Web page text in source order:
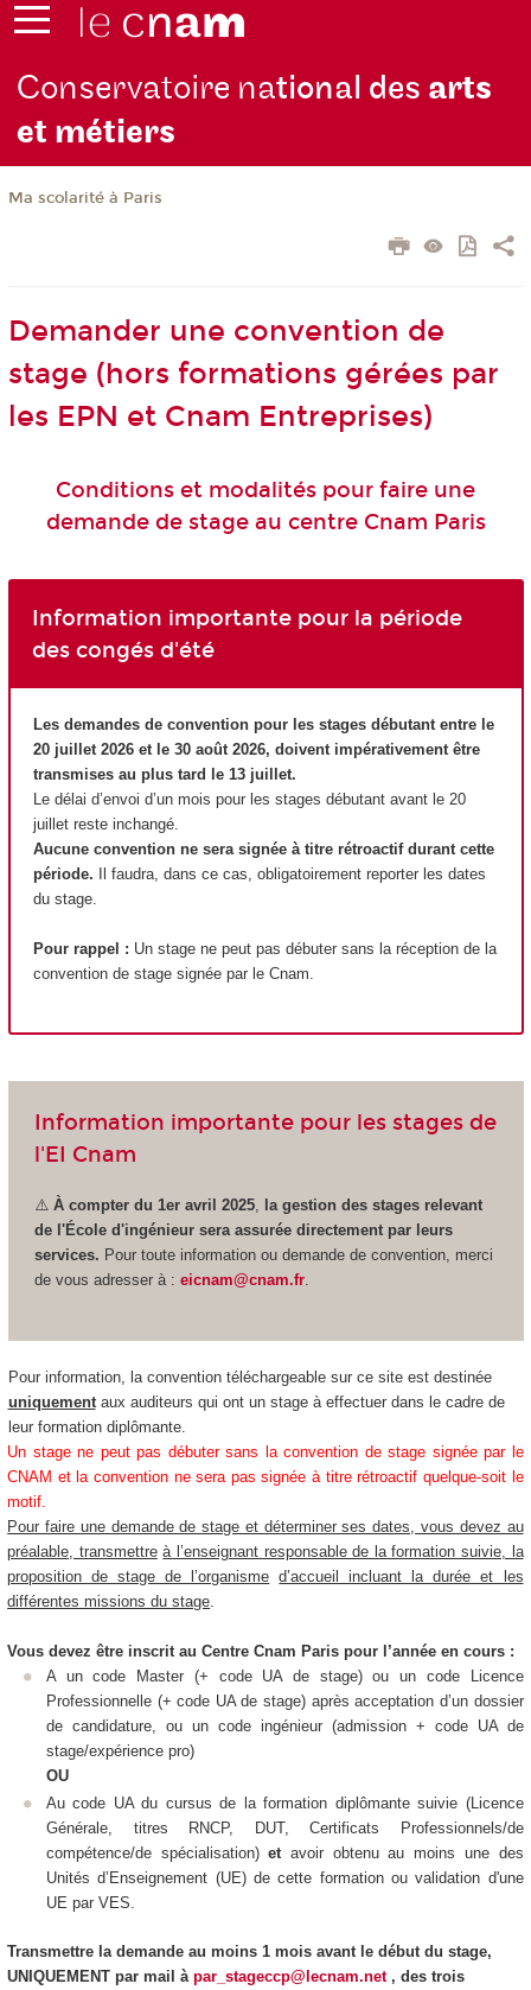
Conservatoire national des arts
et métiers
Ma scolarité à Paris
Demander une convention de
stage (hors formations gérées par
les EPN et Cnam Entreprises)
Conditions et modalités pour faire une
demande de stage au centre Cnam Paris
Information importante pour la période
des congés d'été
Les demandes de convention pour les stages débutant entre le
20 juillet 2026 et le 30 août 2026, doivent impérativement être
transmises au plus tard le 13 juillet.
Le délai d’envoi d’un mois pour les stages débutant avant le 20
juillet reste inchangé.
Aucune convention ne sera signée à titre rétroactif durant cette
période. Il faudra, dans ce cas, obligatoirement reporter les dates
du stage.
Pour rappel : Un stage ne peut pas débuter sans la réception de la
convention de stage signée par le Cnam.
Information importante pour les stages de
l'EI Cnam
⚠️ À compter du 1er avril 2025,
la gestion des stages relevant
de l'École d'ingénieur sera assurée directement par leurs
services. Pour toute information ou demande de convention, merci
de vous adresser à : eicnam@cnam.fr.
Pour information, la convention téléchargeable sur ce site est destinée
uniquementaux auditeurs qui ont un stage à effectuer dans le cadre de
leur formation diplômante.
Un stage ne peut pas débuter sans la convention de stage signée par le
CNAM et la convention ne sera pas signée à titre rétroactif quelque-soit le
motif.
Pour faire une demande de stage et déterminer ses dates, vous devez au
préalable, transmettre à l’enseignant responsable de la formation suivie, la
proposition de stage de l’organisme d’accueil incluant la durée et les
différentes missions du stage
Vous devez être inscrit au Centre Cnam Paris pour l’année en cours :
A un code Master (+ code UA de stage) ou un code Licence
Professionnelle (+ code UA de stage) après acceptation d’un dossier
de candidature, ou un code ingénieur (admission + code UA de
stage/expérience pro)
OU
Au code UA du cursus de la formation diplômante suivie (Licence
Générale, titres RNCP, DUT, Certificats Professionnels/de
compétence/de spécialisation)etavoir obtenu au moins une des
Unités d’Enseignement (UE) de cette formation ou validation d'une
UE par VES.
Transmettre la demande au moins 1 mois avant le début du stage,
UNIQUEMENT par mail àpar_stageccp@lecnam.net , des trois